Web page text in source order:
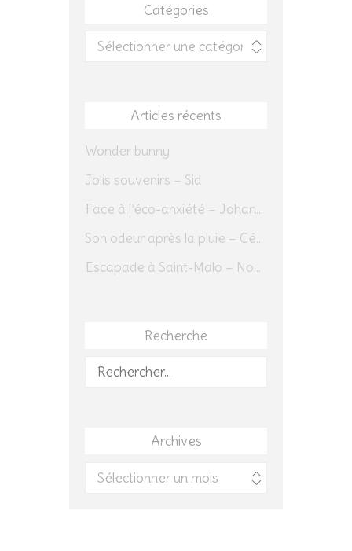
Catégories
Catégories
Articles récents
Wonder bunny
Jolis souvenirs – Sid
Face à l’éco-anxiété – Johannes Herrmann
Son odeur après la pluie – Cédric Sapin-Defour
Escapade à Saint-Malo – Novembre 2025 – Jour 1
Recherche
Rechercher :
Archives
Archives